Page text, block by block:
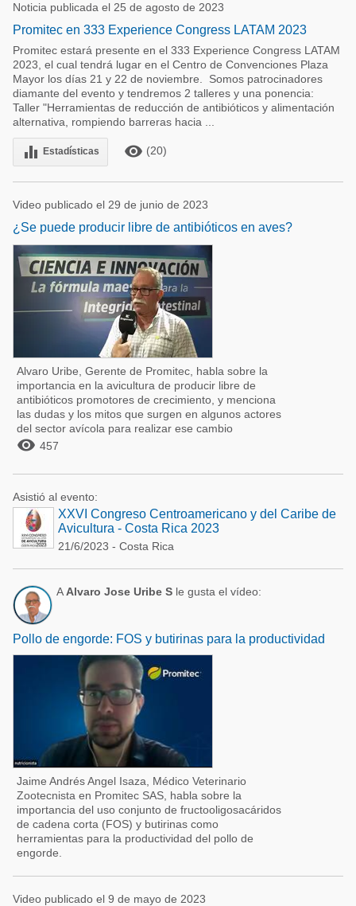
Noticia publicada el 25 de agosto de 2023
Promitec en 333 Experience Congress LATAM 2023
Promitec estará presente en el 333 Experience Congress LATAM
2023, el cual tendrá lugar en el Centro de Convenciones Plaza
Mayor los días 21 y 22 de noviembre. Somos patrocinadores
diamante del evento y tendremos 2 talleres y una ponencia:
Taller "Herramientas de reducción de antibióticos y alimentación
alternativa, rompiendo barreras hacia ...
equalizer Estadísticas remove_red_eye (20)
Video publicado el 29 de junio de 2023
¿Se puede producir libre de antibióticos en aves?
Alvaro Uribe, Gerente de Promitec, habla sobre la
importancia en la avicultura de producir libre de
antibióticos promotores de crecimiento, y menciona
las dudas y los mitos que surgen en algunos actores
del sector avícola para realizar ese cambio
 457
Asistió al evento:
XXVI Congreso Centroamericano y del Caribe de
Avicultura - Costa Rica 2023
21/6/2023 - Costa Rica
A Alvaro Jose Uribe S le gusta el vídeo:
Pollo de engorde: FOS y butirinas para la productividad
Jaime Andrés Angel Isaza, Médico Veterinario
Zootecnista en Promitec SAS, habla sobre la
importancia del uso conjunto de fructooligosacáridos
de cadena corta (FOS) y butirinas como
herramientas para la productividad del pollo de
engorde.
Video publicado el 9 de mayo de 2023